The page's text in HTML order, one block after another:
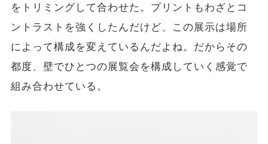
をトリミングして合わせた。プリントもわざとコ
ントラストを強くしたんだけど、この展示は場所
によって構成を変えているんだよね。だからその
都度、壁でひとつの展覧会を構成していく感覚で
組み合わせている。